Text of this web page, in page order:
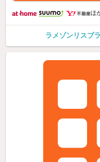
ほ
ラメゾンリスブ